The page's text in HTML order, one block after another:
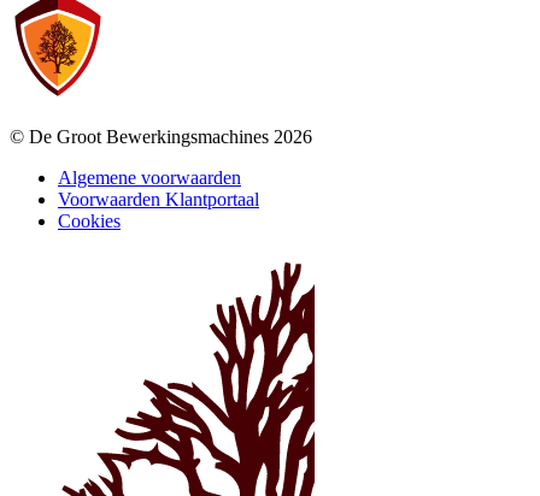
© De Groot Bewerkingsmachines 2026
Algemene voorwaarden
Voorwaarden Klantportaal
Cookies